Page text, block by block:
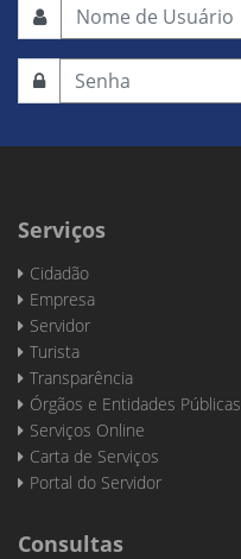
Serviços
Cidadão
Empresa
Servidor
Turista
Transparência
Órgãos e Entidades Públicas
Serviços Online
Carta de Serviços
Portal do Servidor
Consultas